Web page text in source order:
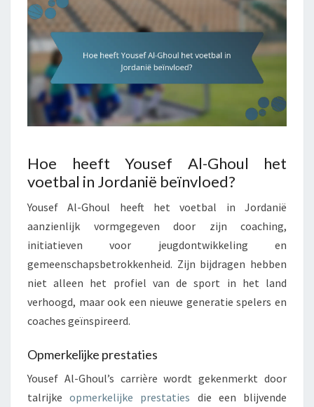
Hoe heeft Yousef Al-Ghoul het
voetbal in Jordanië beïnvloed?
Yousef Al-Ghoul heeft het voetbal in Jordanië
aanzienlijk vormgegeven door zijn coaching,
initiatieven voor jeugdontwikkeling en
gemeenschapsbetrokkenheid. Zijn bijdragen hebben
niet alleen het profiel van de sport in het land
verhoogd, maar ook een nieuwe generatie spelers en
coaches geïnspireerd.
Opmerkelijke prestaties
Yousef Al-Ghoul’s carrière wordt gekenmerkt door
talrijkeopmerkelijke prestaties die een blijvende